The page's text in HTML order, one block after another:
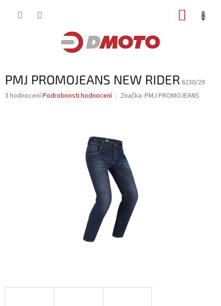
PMJ PROMOJEANS NEW RIDER 6230/29
Průměrné
3 hodnoceníPodrobnosti hodnocení Značka: PMJ PROMOJEANS